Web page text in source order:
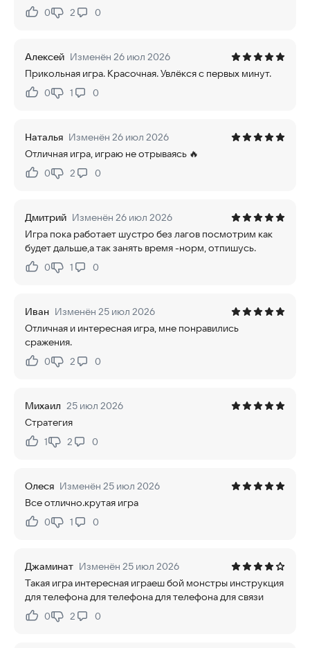
Нравится:
0Не нравится:
2 0
Алексей Изменён 26 июл 2026
Прикольная игра. Красочная. Увлёкся с первых минут.
Нравится:
0Не нравится:
1 0
Наталья Изменён 26 июл 2026
Отличная игра, играю не отрываясь 🔥
Нравится:
0Не нравится:
2 0
Дмитрий Изменён 26 июл 2026
Игра пока работает шустро без лагов посмотрим как
будет дальше,а так занять время -норм, отпишусь.
Нравится:
0Не нравится:
1 0
Иван Изменён 25 июл 2026
Отличная и интересная игра, мне понравились
сражения.
Нравится:
0Не нравится:
2 0
Михаил 25 июл 2026
Стратегия
Нравится:
1Не нравится:
2 0
Олеся Изменён 25 июл 2026
Все отлично.крутая игра
Нравится:
0Не нравится:
1 0
Джаминат Изменён 25 июл 2026
Такая игра интересная играеш бой монстры инструкция
для телефона для телефона для телефона для связи
Нравится:
0Не нравится:
2 0